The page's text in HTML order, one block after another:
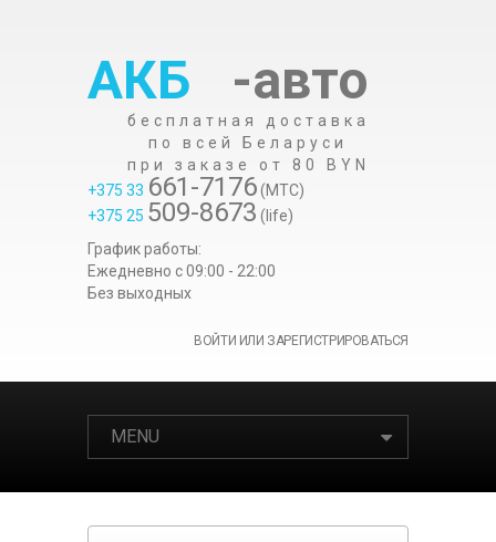
АКБ -авто
бесплатная доставка
по всей Беларуси
при заказе от 80 BYN
+375 33 661-7176(МТС)
+375 25 509-8673 (life)
График работы:
Ежедневно c 09:00 - 22:00
Без выходных
ВОЙТИ ИЛИ ЗАРЕГИСТРИРОВАТЬСЯ
MENU